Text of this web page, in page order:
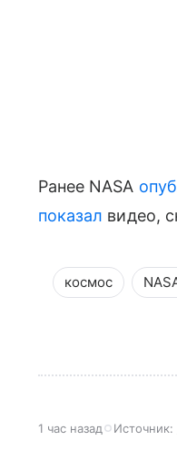
Ранее NASA
показал видео,
космос
1 час назад Источник: